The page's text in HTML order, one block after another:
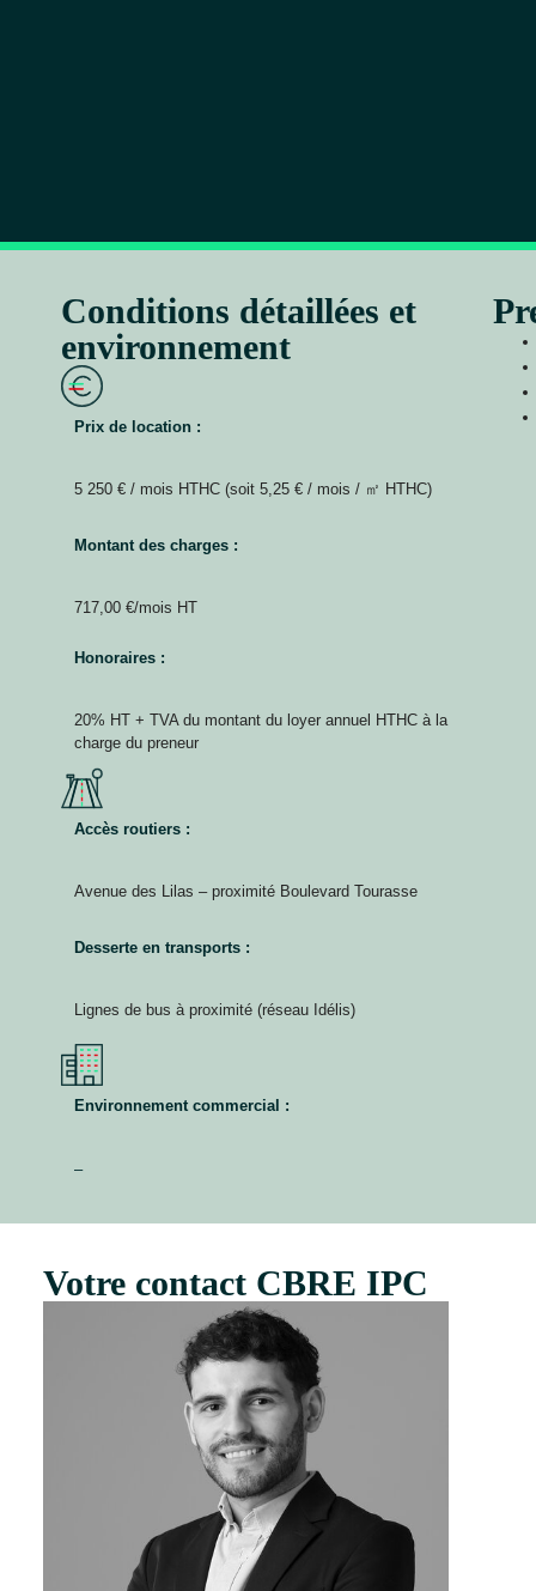
Conditions détaillées et
environnement
Prix de location :
5 250 € / mois HTHC (soit 5,25 € / mois / ㎡ HTHC)
Montant des charges :
717,00 €/mois HT
Honoraires :
20% HT + TVA du montant du loyer annuel HTHC à la
charge du preneur
Accès routiers :
Avenue des Lilas – proximité Boulevard Tourasse
Desserte en transports :
Lignes de bus à proximité (réseau Idélis)
Environnement commercial :
–
Votre contact CBRE IPC